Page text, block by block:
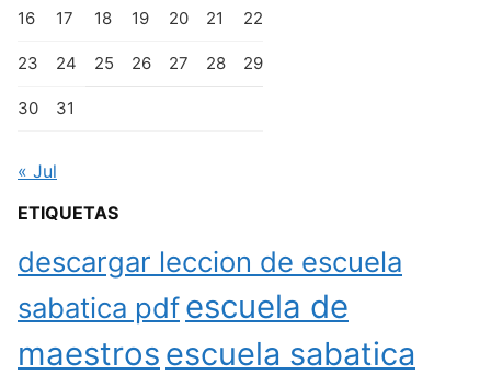
16 17 18 19 20 21 22
23 24 25 26 27 28 29
30 31
« Jul
ETIQUETAS
descargar leccion de escuela
sabatica pdfescuela de
maestros escuela sabatica